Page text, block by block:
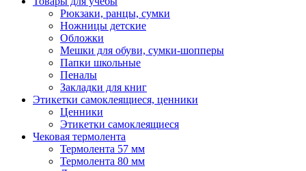
Рюкзаки, ранцы, сумки
Ножницы детские
Обложки
Мешки для обуви, сумки-шопперы
Папки школьные
Пеналы
Закладки для книг
Этикетки самоклеящиеся, ценники
Ценники
Этикетки самоклеящиеся
Чековая термолента
Термолента 57 мм
Термолента 80 мм